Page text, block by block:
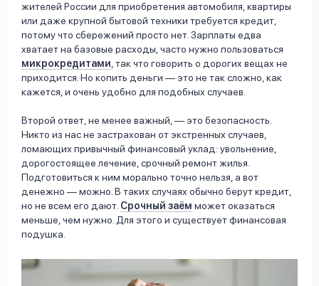
жителей России для приобретения автомобиля, квартиры
или даже крупной бытовой техники требуется кредит,
потому что сбережений просто нет. Зарплаты едва
хватает на базовые расходы, часто нужно пользоваться
микрокредитами, так что говорить о дорогих вещах не
приходится. Но копить деньги –– это не так сложно, как
кажется, и очень удобно для подобных случаев.
Второй ответ, не менее важный, –– это безопасность.
Никто из нас не застрахован от экстренных случаев,
ломающих привычный финансовый уклад: увольнение,
дорогостоящее лечение, срочный ремонт жилья.
Подготовиться к ним морально точно нельзя, а вот
денежно –– можно. В таких случаях обычно берут кредит,
но не всем его дают. Срочный заём может оказаться
меньше, чем нужно. Для этого и существует финансовая
подушка.